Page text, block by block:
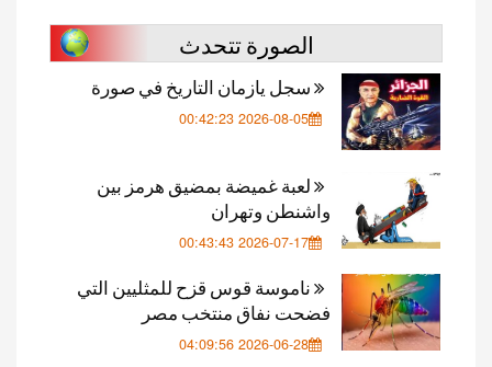
الصورة تتحدث
سجل يازمان التاريخ في صورة
2026-08-05 00:42:23
لعبة غميضة بمضيق هرمز بين
واشنطن وتهران
2026-07-17 00:43:43
ناموسة قوس قزح للمثليين التي
فضحت نفاق منتخب مصر
2026-06-28 04:09:56